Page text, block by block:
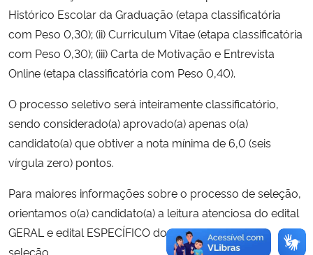
Histórico Escolar da Graduação (etapa classificatória
com Peso 0,30); (ii) Curriculum Vitae (etapa classificatória
com Peso 0,30); (iii) Carta de Motivação e Entrevista
Online (etapa classificatória com Peso 0,40).
O processo seletivo será inteiramente classificatório,
sendo considerado(a) aprovado(a) apenas o(a)
candidato(a) que obtiver a nota mínima de 6,0 (seis
vírgula zero) pontos.
Para maiores informações sobre o processo de seleção,
orientamos o(a) candidato(a) a leitura atenciosa do edital
GERAL e edital ESPECÍFICO do último processo de
seleção.